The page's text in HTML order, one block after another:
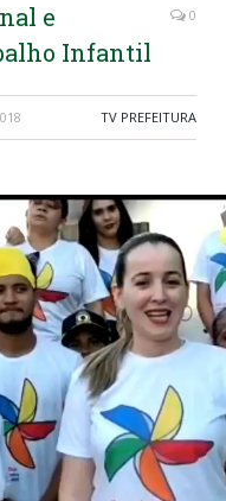
e
Infantil
0
TV PREFEITURA